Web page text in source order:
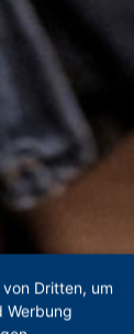
Dritten, um
Werbung